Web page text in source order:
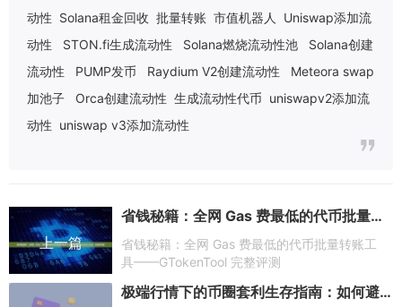
动性 Solana租金回收 批量转账 市值机器人
Uniswap添加流
动性
STON.fi生成流动性 Solana燃烧流动性池
Solana创建
流动性
PUMP发币 Raydium V2创建流动性
Meteora swap
加池子
Orca创建流动性 生成流动性代币 uniswapv2添加流
动性 uniswap v3添加流动性
上一篇
省钱秘籍：全网 Gas 费最低的代币批量转账工具——GTokenTool 完整评测
省钱秘籍：全网 Gas 费最低的代币批量转账工
具——GTokenTool 完整评测
极端行情下的币圈套利生存指南：如何避免期现套利中的“单边爆仓